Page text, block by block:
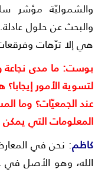
مؤشر سلبيّ
عن حلول عادلة… إنّ
إلا ترّهات وفرقعات
ما مدى نجاعة
الأمور إيجابا؟ هل
الجمعيّات؟ وما
التي يمكن
: نحن في المعارضة،
وهو الأصل في